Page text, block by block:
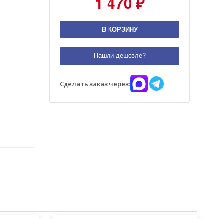
В КОРЗИНУ
Нашли дешевле?
Сделать заказ через: